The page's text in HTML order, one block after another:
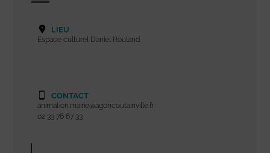
LIEU
Espace culturel Daniel Rouland
CONTACT
animation.mairie@agoncoutainville.fr
02 33 76 67 33